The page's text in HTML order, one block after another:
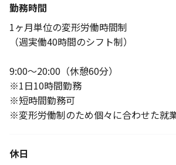
勤務時間
1ヶ月単位の変形労働時間制
（週実働40時間のシフト制）
9:00～20:00（休憩60分）
※1日10時間勤務
※短時間勤務可
※変形労働制のため個々に合わせた就
休日